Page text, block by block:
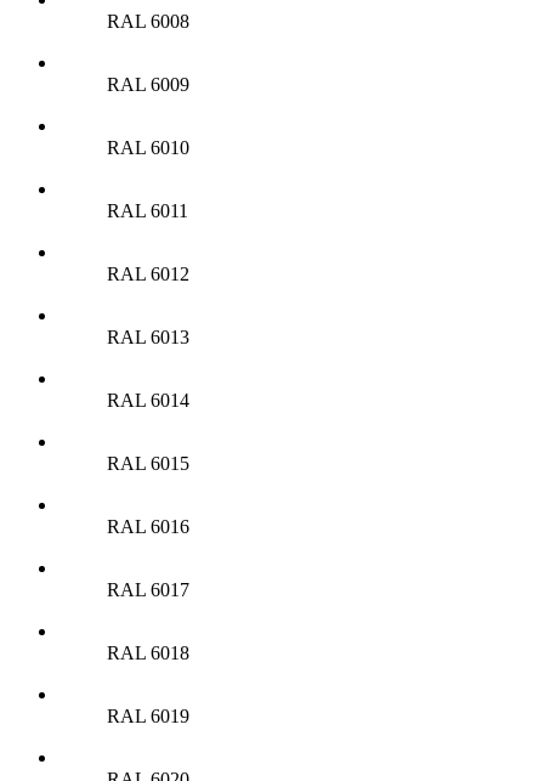
RAL 6008
RAL 6009
RAL 6010
RAL 6011
RAL 6012
RAL 6013
RAL 6014
RAL 6015
RAL 6016
RAL 6017
RAL 6018
RAL 6019